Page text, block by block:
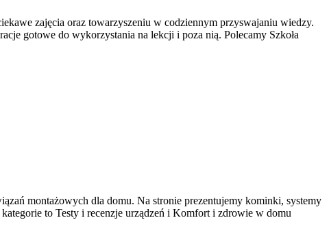
zajęcia oraz towarzyszeniu w codziennym przyswajaniu wiedzy.
gotowe do wykorzystania na lekcji i poza nią. Polecamy Szkoła
montażowych dla domu. Na stronie prezentujemy kominki, systemy
to Testy i recenzje urządzeń i Komfort i zdrowie w domu